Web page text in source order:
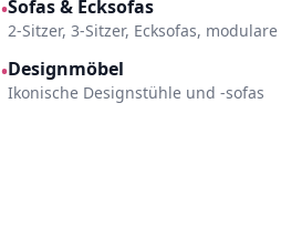
•Sofas & Ecksofas
2-Sitzer, 3-Sitzer, Ecksofas, modulare
•Designmöbel
Ikonische Designstühle und -sofas